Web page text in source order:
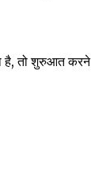
है, तो शुरुआत करने